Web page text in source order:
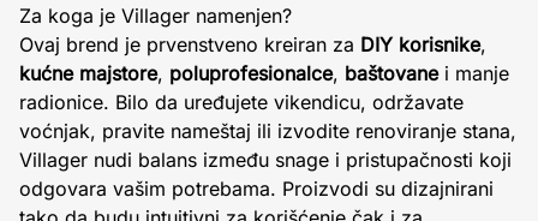
Za koga je Villager namenjen?
Ovaj brend je prvenstveno kreiran za DIY korisnike,
kućne majstore, poluprofesionalce, baštovanei manje
radionice. Bilo da uređujete vikendicu, održavate
voćnjak, pravite nameštaj ili izvodite renoviranje stana,
Villager nudi balans između snage i pristupačnosti koji
odgovara vašim potrebama. Proizvodi su dizajnirani